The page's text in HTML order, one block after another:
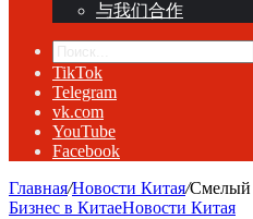
与我们合作
TikTok
Telegram
vk.com
YouTube
Facebook
Главная/Новости Китая/Смелый
Бизнес в КитаеНовости Китая